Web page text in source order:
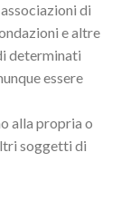
di
e altre
determinati
essere
alla propria o
soggetti di